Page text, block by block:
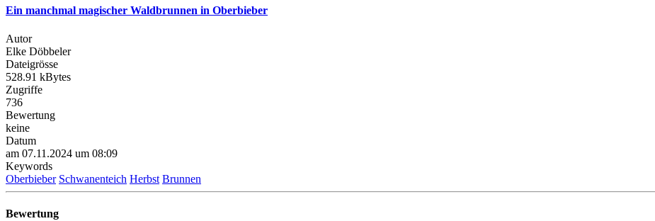
Ein manchmal magischer Waldbrunnen in Oberbieber
Autor
Elke Döbbeler
Dateigrösse
528.91 kBytes
Zugriffe
736
Bewertung
keine
Datum
am 07.11.2024 um 08:09
Keywords
Oberbieber Schwanenteich Herbst Brunnen
Bewertung